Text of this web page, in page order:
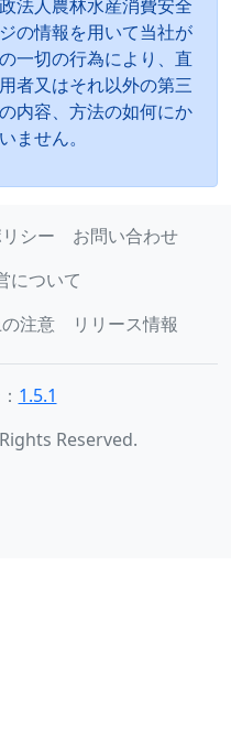
法人農林水産消費安全
の情報を用いて当社が
一切の行為により、直
者又はそれ以外の第三
内容、方法の如何にか
ません。
シー
お問い合わせ
について
注意
リリース情報
1.5.1
Reserved.